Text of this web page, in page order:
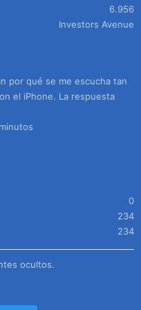
6.956
Investors Avenue
por qué se me escucha tan
el iPhone. La respuesta
0
234
234
ocultos.